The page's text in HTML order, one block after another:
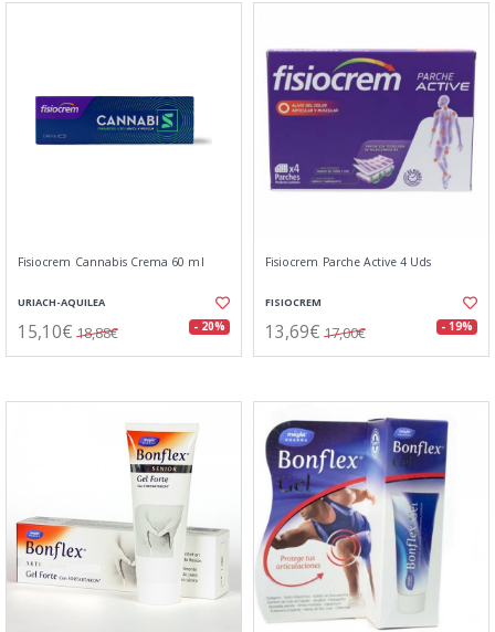
Fisiocrem Cannabis Crema 60 ml
URIACH-AQUILEA
15,10€ 18,88€ - 20%
Fisiocrem Parche Active 4 Uds
FISIOCREM
13,69€ 17,00€ - 19%